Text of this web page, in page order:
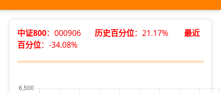
中证800：000906 历史百分位：21.17% 最近
百分位：-34.08%